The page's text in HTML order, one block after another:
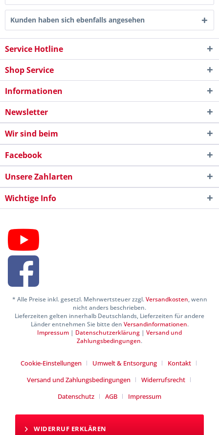
Kunden haben sich ebenfalls angesehen
Service Hotline
Shop Service
Informationen
Newsletter
Wir sind beim
Facebook
Unsere Zahlarten
Wichtige Info
* Alle Preise inkl. gesetzl. Mehrwertsteuer zzgl.Versandkosten, wenn
nicht anders beschrieben.
Lieferzeiten gelten innerhalb Deutschlands, Lieferzeiten für andere
Länder entnehmen Sie bitte den Versandinformationen.
Impressum | Datenschutzerklärung | Versand und
Zahlungsbedingungen.
Cookie-Einstellungen Umwelt & Entsorgung
Kontakt
Versand und Zahlungsbedingungen
Widerrufsrecht
Datenschutz
AGB Impressum
WIDERRUF ERKLÄREN